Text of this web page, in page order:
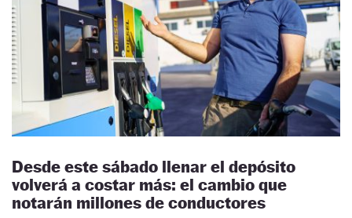
Desde este sábado llenar el depósito
volverá a costar más: el cambio que
notarán millones de conductores